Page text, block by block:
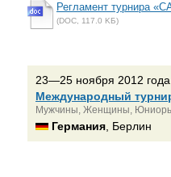
Регламент турнира
(DOC, 117.0 KБ)
23—25 ноября 2012 года
Международный
Мужчины, Женщины,
Германия , Берлин